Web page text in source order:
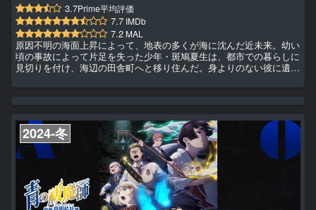
3.7Prime平均評価
7.7 IMDb
7.2 MAL
原因不明の海面上昇によって、地表の多くが海に沈んだ近未来。幼い
頃の事故によって片足を失った少年・斑鳩夏生は、都市での暮らしに
見切りを付け、海辺の田舎町へと移り住んだ。身よりのない彼に遺さ
は“失った未来”を取り戻すため、祖母の遺産が眠るという海底の倉庫
なロボットだった。海底からサルベージされたアトリは言う。「マス
タ...
2024-冬